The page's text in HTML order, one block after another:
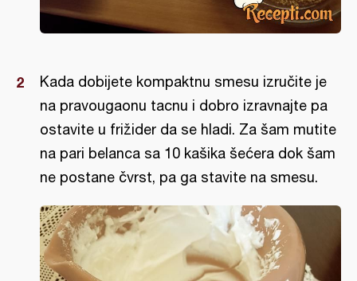
Kada dobijete kompaktnu smesu izručite je
na pravougaonu tacnu i dobro izravnajte pa
ostavite u frižider da se hladi. Za šam mutite
na pari belanca sa 10 kašika šećera dok šam
ne postane čvrst, pa ga stavite na smesu.